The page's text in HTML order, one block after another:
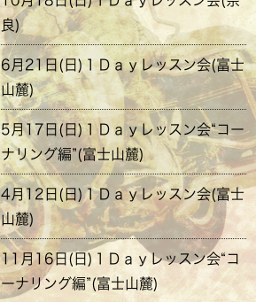
良)
6月21日(日)１Ｄａｙレッスン会(富士
山麓)
5月17日(日)１Ｄａｙレッスン会“コー
ナリング編”(富士山麓)
4月12日(日)１Ｄａｙレッスン会(富士
山麓)
11月16日(日)１Ｄａｙレッスン会“コ
ーナリング編”(富士山麓)